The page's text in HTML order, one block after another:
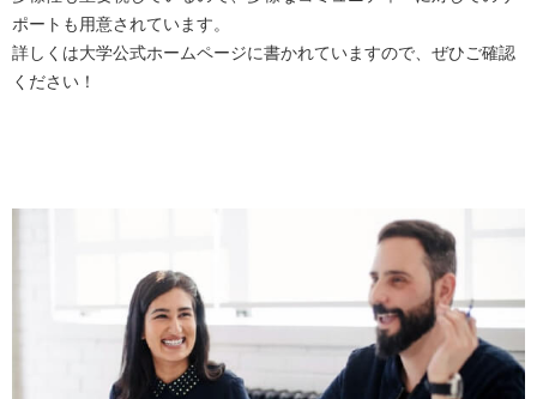
ポートも用意されています。
詳しくは大学公式ホームページに書かれていますので、ぜひご確認
ください！